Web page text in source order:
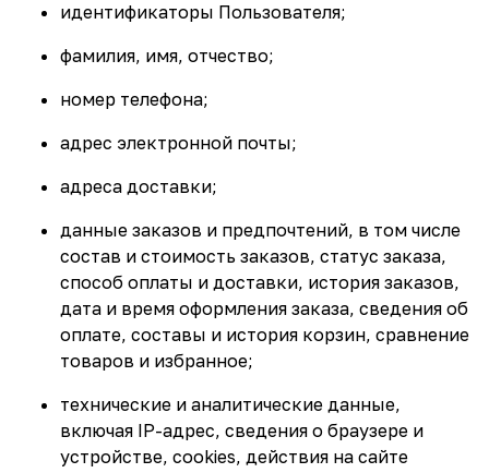
идентификаторы Пользователя;
фамилия, имя, отчество;
номер телефона;
адрес электронной почты;
адреса доставки;
данные заказов и предпочтений, в том числе
состав и стоимость заказов, статус заказа,
способ оплаты и доставки, история заказов,
дата и время оформления заказа, сведения об
оплате, составы и история корзин, сравнение
товаров и избранное;
технические и аналитические данные,
включая IP-адрес, сведения о браузере и
устройстве, сookies, действия на сайте